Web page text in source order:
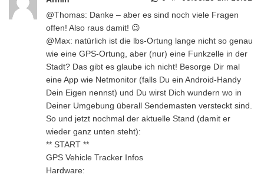
@Thomas: Danke – aber es sind noch viele Fragen
offen! Also raus damit! 😉
@Max: natürlich ist die lbs-Ortung lange nicht so genau
wie eine GPS-Ortung, aber (nur) eine Funkzelle in der
Stadt? Das gibt es glaube ich nicht! Besorge Dir mal
eine App wie Netmonitor (falls Du ein Android-Handy
Dein Eigen nennst) und Du wirst Dich wundern wo in
Deiner Umgebung überall Sendemasten versteckt sind.
So und jetzt nochmal der aktuelle Stand (damit er
wieder ganz unten steht):
** START **
GPS Vehicle Tracker Infos
Hardware: